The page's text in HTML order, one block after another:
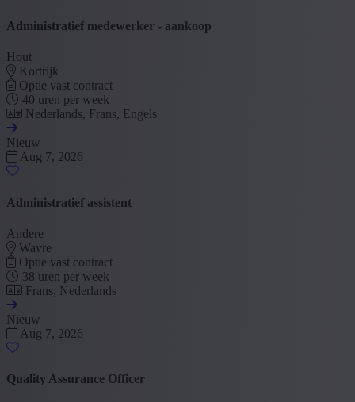
Administratief medewerker - aankoop
Hout
Kortrijk
Optie vast contract
40 uren per week
Nederlands, Frans, Engels
Nieuw
Aug 7, 2026
Administratief assistent
Andere
Wavre
Optie vast contract
38 uren per week
Frans, Nederlands
Nieuw
Aug 7, 2026
Quality Assurance Officer